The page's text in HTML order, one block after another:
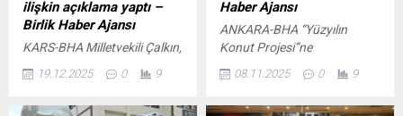
kullanılacak bitki koruma
ürünlerinin uygulanmasına
ilişkin iş ve işlemler de
yönetmelik kapsamına alındı.
sonucunda bu oran yüzde
84’e...
ilişkin açıklama yaptı –
Birlik Haber Ajansı
KARS-BHA Milletvekili Çalkın,
kapsamında bugün
19.12.2025 0 9
Haber Ajansı
ANKARA-BHA “Yüzyılın
Konut Projesi”ne
İçeriği Görüntüle Türkiye’de
08.11.2025 0 9